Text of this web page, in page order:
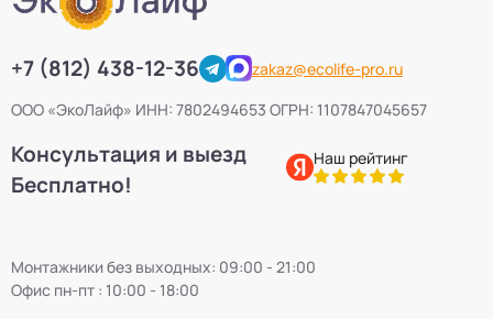
+7 (812) 438-12-36
zakaz@ecolife-pro.ru
ООО «ЭкоЛайф» ИНН: 7802494653 ОГРН: 1107847045657
Консультация и выезд
Бесплатно!
Наш рейтинг
Монтажники без выходных: 09:00 - 21:00
Офис пн-пт : 10:00 - 18:00